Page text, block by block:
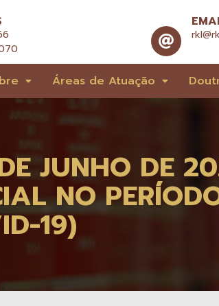
Áreas de Atuação
JUNHO DE
NO
19)